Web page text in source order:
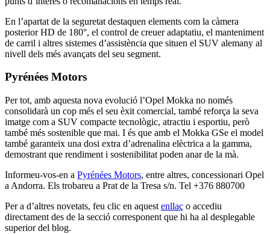
En l’apartat de la seguretat destaquen elements com la càmera
posterior HD de 180°, el control de creuer adaptatiu, el manteniment
de carril i altres sistemes d’assistència que situen el SUV alemany al
nivell dels més avançats del seu segment.
Pyrénées Motors
Per tot, amb aquesta nova evolució l’Opel Mokka no només
consolidarà un cop més el seu èxit comercial, també reforça la seva
imatge com a SUV compacte tecnològic, atractiu i esportiu, però
també més sostenible que mai. I és que amb el Mokka GSe el model
també garanteix una dosi extra d’adrenalina elèctrica a la gamma,
demostrant que rendiment i sostenibilitat poden anar de la mà.
Informeu-vos-en a Pyrénées Motors, entre altres, concessionari Opel
a Andorra. Els trobareu a Prat de la Tresa s/n. Tel +376 880700
Per a d’altres novetats, feu clic en aquest enllaç o accediu
directament des de la secció corresponent que hi ha al desplegable
superior del blog.